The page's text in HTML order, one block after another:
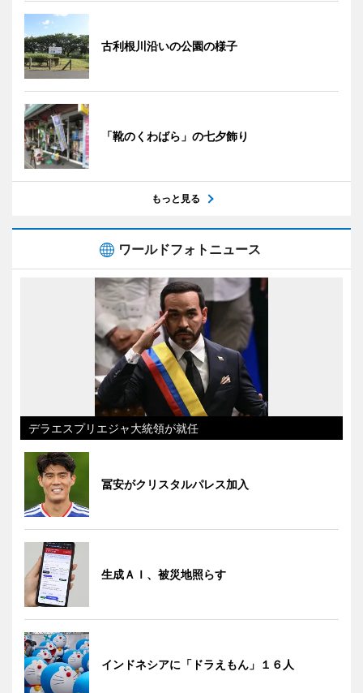
古利根川沿いの公園の様子
「靴のくわばら」の七夕飾り
もっと見る
ワールドフォトニュース
デラエスプリエジャ大統領が就任
冨安がクリスタルパレス加入
生成ＡＩ、被災地照らす
インドネシアに「ドラえもん」１６人